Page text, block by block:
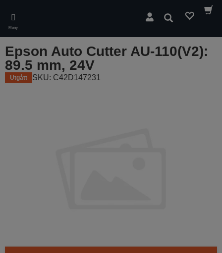
main
content
Meny
Sök
Epson Auto Cutter AU-110(V2):
89.5 mm, 24V
Utgått SKU: C42D147231